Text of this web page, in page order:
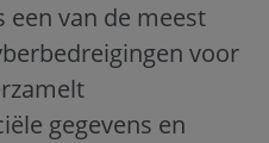
van de meest
voor
gegevens en